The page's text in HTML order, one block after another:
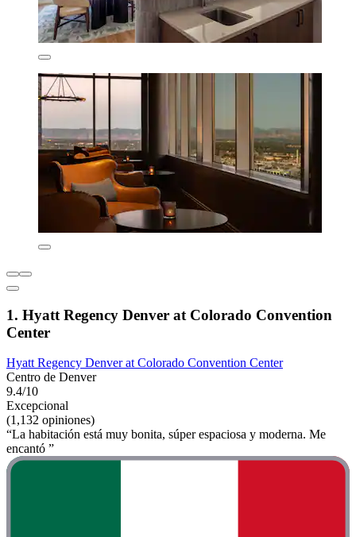
1. Hyatt Regency Denver at Colorado Convention
Center
Hyatt Regency Denver at Colorado Convention Center
Centro de Denver
9.4/10
Excepcional
(1,132 opiniones)
“La habitación está muy bonita, súper espaciosa y moderna. Me
encantó ”